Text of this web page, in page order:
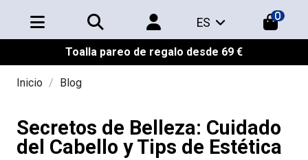
ES 0
Toalla pareo de regalo desde 69 €
Inicio Blog
Secretos de Belleza: Cuidado
del Cabello y Tips de Estética